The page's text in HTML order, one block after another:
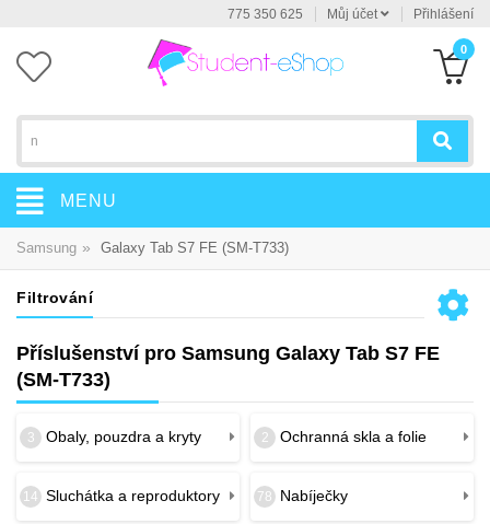
775 350 625 Můj účet Přihlášení
0
MENU
Samsung » Galaxy Tab S7 FE (SM-T733)
Filtrování
Příslušenství pro Samsung Galaxy Tab S7 FE
(SM-T733)
3 Obaly, pouzdra a kryty 2 Ochranná skla a folie
14 Sluchátka a reproduktory 78 Nabíječky